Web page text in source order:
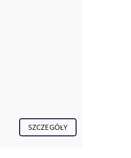
SZCZEGÓŁY